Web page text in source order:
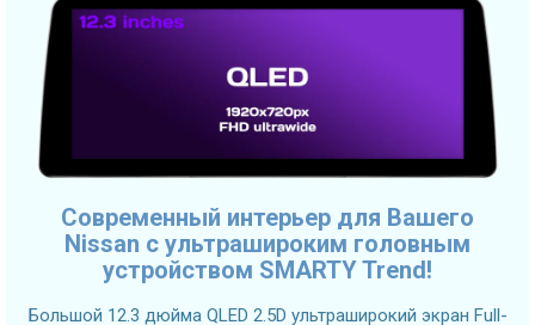
Современный интерьер для Вашего
Nissan с ультрашироким головным
устройством SMARTY Trend!
Большой 12.3 дюйма QLED 2.5D ультраширокий экран Full-